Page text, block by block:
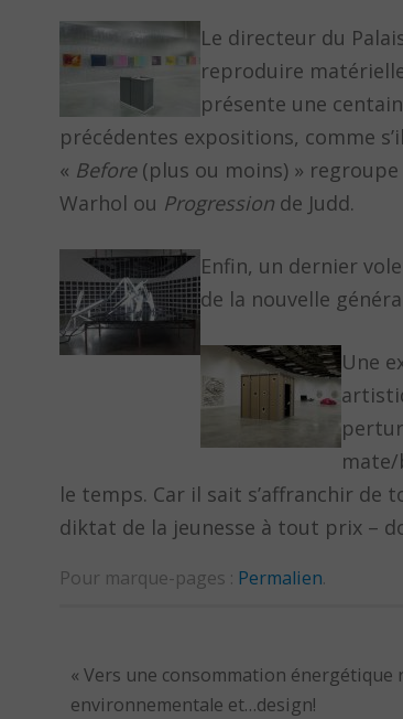
Le directeur du
reproduire
présente une
précédentes expositions, comme
« Before(plus ou moins) »
Warhol ou Progression de Judd.
Enfin, un dernier
de la nouvelle
Une
le temps. Car il sait s’affranchir
diktat de la jeunesse à tout prix –
Pour marque-pages : Permalien.
« Vers une consommation énergétique
environnementale et…design!